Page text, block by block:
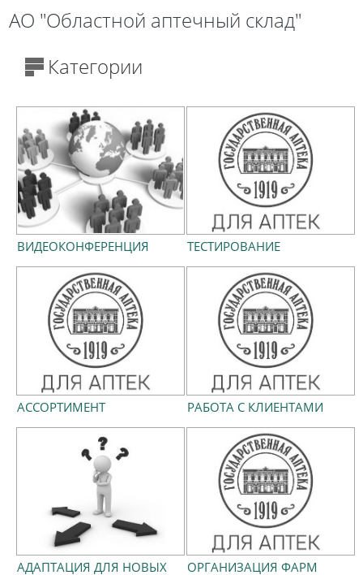
АО "Областной аптечный склад"
Категории
ВИДЕОКОНФЕРЕНЦИЯ ТЕСТИРОВАНИЕ
АССОРТИМЕНТ РАБОТА С КЛИЕНТАМИ
АДАПТАЦИЯ ДЛЯ НОВЫХ
ОРГАНИЗАЦИЯ ФАРМ